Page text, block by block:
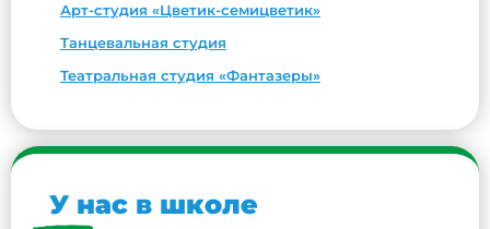
Арт-студия «Цветик-семицветик»
Танцевальная студия
Театральная студия «Фантазеры»
У нас в школе